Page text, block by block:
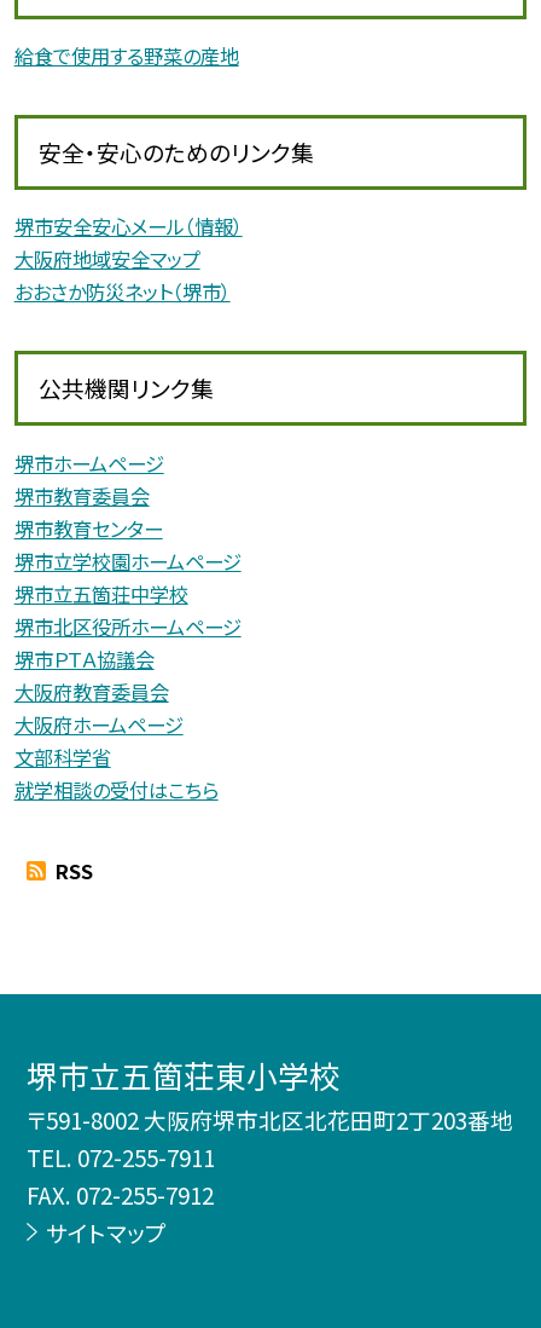
給食で使用する野菜の産地
安全・安心のためのリンク集
堺市安全安心メール（情報）
大阪府地域安全マップ
おおさか防災ネット（堺市）
公共機関リンク集
堺市ホームページ
堺市教育委員会
堺市教育センター
堺市立学校園ホームページ
堺市立五箇荘中学校
堺市北区役所ホームページ
堺市ＰＴＡ協議会
大阪府教育委員会
大阪府ホームページ
文部科学省
就学相談の受付はこちら
RSS
堺市立五箇荘東小学校
〒591-8002 大阪府堺市北区北花田町2丁203番地
TEL. 072-255-7911
FAX. 072-255-7912
サイトマップ